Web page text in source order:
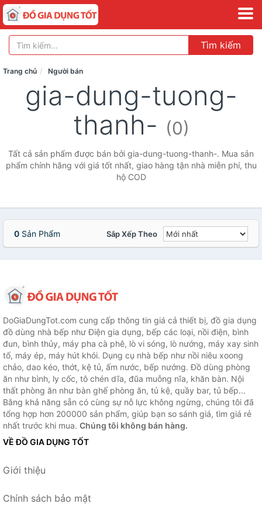
Tìm kiếm
Trang chủ Người bán
gia-dung-tuong-
thanh- (0)
Tất cả sản phẩm được bán bởi gia-dung-tuong-thanh-. Mua sản
phẩm chính hãng với giá tốt nhất, giao hàng tận nhà miễn phí, thu
hộ COD
0 Sản Phẩm Sắp Xếp Theo
DoGiaDungTot.com cung cấp thông tin giá cả thiết bị, đồ gia dụng
đồ dùng nhà bếp như Điện gia dụng, bếp các loại, nồi điện, bình
đun, bình thủy, máy pha cà phê, lò vi sóng, lò nướng, máy xay sinh
tố, máy ép, máy hút khói. Dụng cụ nhà bếp như nồi niêu xoong
chảo, dao kéo, thớt, kệ tủ, ấm nước, bếp nướng. Đồ dùng phòng
ăn như bình, ly cốc, tô chén dĩa, đũa muỗng nĩa, khăn bàn. Nội
thất phòng ăn như bàn ghế phòng ăn, tủ kệ, quầy bar, tủ bếp...
Bằng khả năng sẵn có cùng sự nỗ lực không ngừng, chúng tôi đã
tổng hợp hơn 200000 sản phẩm, giúp bạn so sánh giá, tìm giá rẻ
nhất trước khi mua. Chúng tôi không bán hàng.
VỀ ĐỒ GIA DỤNG TỐT
Giới thiệu
Chính sách bảo mật